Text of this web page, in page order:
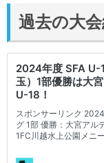
過去の大